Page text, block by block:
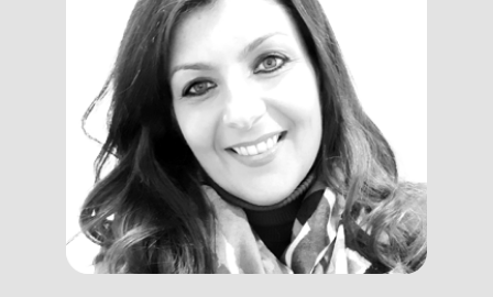
Marilena
Ricciardi
Program Manager, Assessor